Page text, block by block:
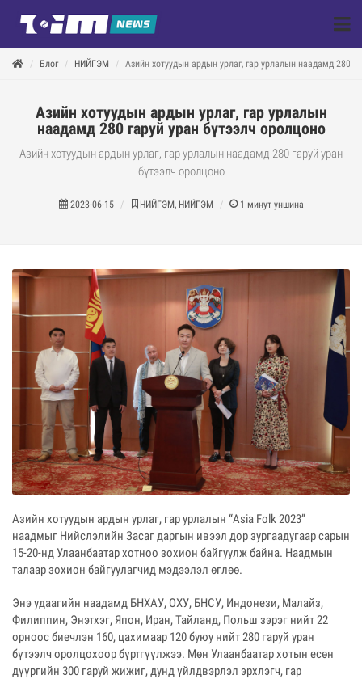
Блог НИЙГЭМ Азийн хотуудын ардын урлаг, гар урлалын наадамд 280
Азийн хотуудын ардын урлаг, гар урлалын
наадамд 280 гаруй уран бүтээлч оролцоно
Азийн хотуудын ардын урлаг, гар урлалын наадамд 280 гаруй уран
бүтээлч оролцоно
2023-06-15 НИЙГЭМ, НИЙГЭМ 1 минут уншина
Азийн хотуудын ардын урлаг, гар урлалын “Asia Folk 2023”
наадмыг Нийслэлийн Засаг даргын ивээл дор зургаадугаар сарын
15-20-нд Улаанбаатар хотноо зохион байгуулж байна. Наадмын
талаар зохион байгуулагчид мэдээлэл өглөө.
Энэ удаагийн наадамд БНХАУ, ОХУ, БНСУ, Индонези, Малайз,
Филиппин, Энэтхэг, Япон, Иран, Тайланд, Польш зэрэг нийт 22
орноос биечлэн 160, цахимаар 120 буюу нийт 280 гаруй уран
бүтээлч оролцохоор бүртгүүлжээ. Мөн Улаанбаатар хотын есөн
дүүргийн 300 гаруй жижиг, дунд үйлдвэрлэл эрхлэгч, гар